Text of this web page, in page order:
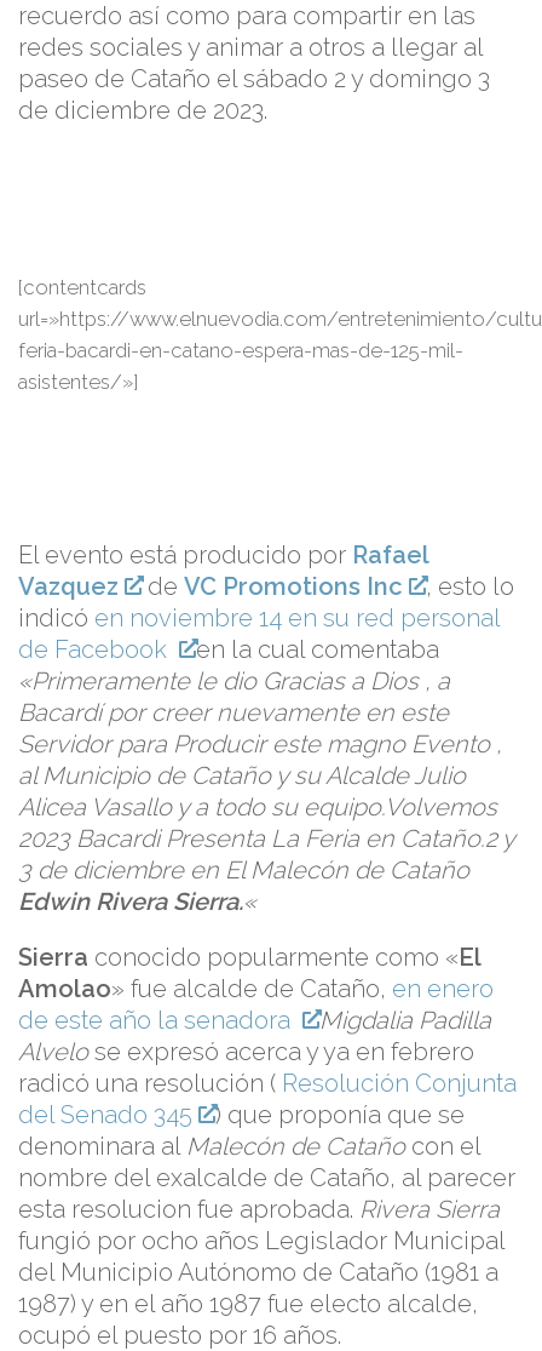
recuerdo así como para compartir en las
redes sociales y animar a otros a llegar al
paseo de Cataño el sábado 2 y domingo 3
de diciembre de 2023.
[contentcards
url=»https://www.elnuevodia.com/entretenimiento/
feria-bacardi-en-catano-espera-mas-de-125-mil-
asistentes/»]
El evento está producido por Rafael
Vazquez
deVC Promotions Inc
, esto lo
indicó en noviembre 14 en su red personal
de Facebook
en la cual comentaba
«Primeramente le dio Gracias a Dios , a
Bacardí por creer nuevamente en este
Servidor para Producir este magno Evento ,
al Municipio de Cataño y su Alcalde Julio
Alicea Vasallo y a todo su equipo.Volvemos
2023 Bacardi Presenta La Feria en Cataño.2 y
3 de diciembre en El Malecón de Cataño
Edwin Rivera Sierra.«
Sierra conocido popularmente como «El
Amolao» fue alcalde de Cataño, en enero
de este año la senadora
Migdalia Padilla
Alvelose expresó acerca y ya en febrero
radicó una resolución ( Resolución Conjunta
del Senado 345
) que proponía que se
denominara al Malecón de Catañocon el
nombre del exalcalde de Cataño, al parecer
esta resolucion fue aprobada. Rivera Sierra
fungió por ocho años Legislador Municipal
del Municipio Autónomo de Cataño (1981 a
1987) y en el año 1987 fue electo alcalde,
ocupó el puesto por 16 años.